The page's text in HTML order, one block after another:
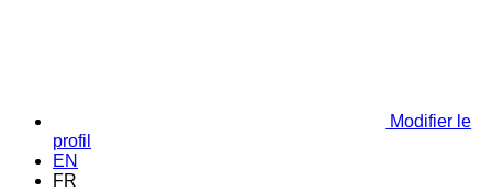
Modifier le
profil
EN
FR